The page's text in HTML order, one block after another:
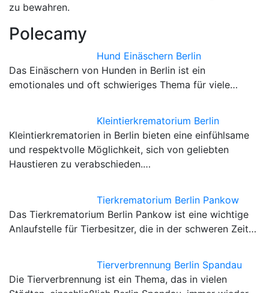
zu bewahren.
Polecamy
Hund Einäschern Berlin
Das Einäschern von Hunden in Berlin ist ein
emotionales und oft schwieriges Thema für viele…
Kleintierkrematorium Berlin
Kleintierkrematorien in Berlin bieten eine einfühlsame
und respektvolle Möglichkeit, sich von geliebten
Haustieren zu verabschieden.…
Tierkrematorium Berlin Pankow
Das Tierkrematorium Berlin Pankow ist eine wichtige
Anlaufstelle für Tierbesitzer, die in der schweren Zeit…
Tierverbrennung Berlin Spandau
Die Tierverbrennung ist ein Thema, das in vielen